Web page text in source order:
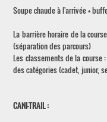
Soupe chaude à l'arrivée +
La barrière horaire de la
(séparation des parcours)
Les classements de la course
des catégories (cadet, junior,
CANI-TRAIL :